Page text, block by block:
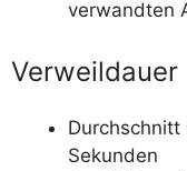
verwandten
Verweildauer
Sekunden